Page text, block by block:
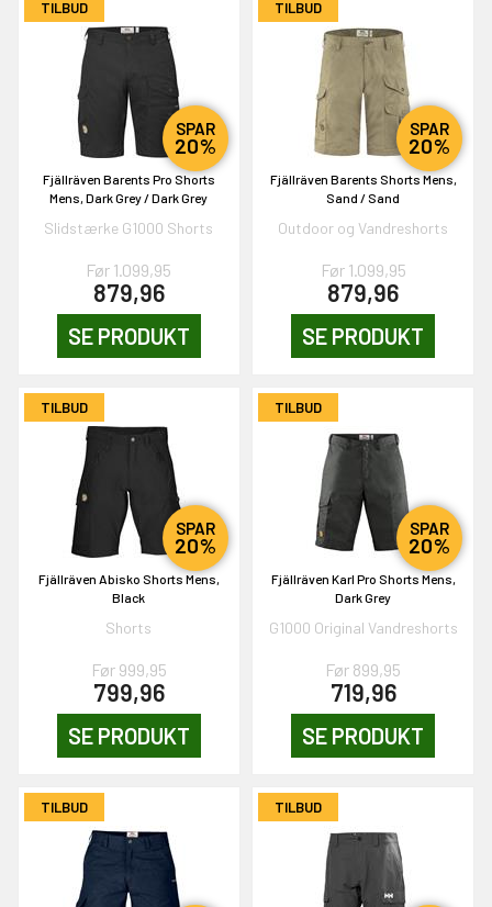
TILBUD
SPAR
20%
Fjällräven Barents Pro Shorts
Mens, Dark Grey / Dark Grey
Slidstærke G1000 Shorts
Før 1.099,95
879,96
SE PRODUKT
TILBUD
SPAR
20%
Fjällräven Barents Shorts Mens,
Sand / Sand
Outdoor og Vandreshorts
Før 1.099,95
879,96
SE PRODUKT
TILBUD
SPAR
20%
Fjällräven Abisko Shorts Mens,
Black
Shorts
Før 999,95
799,96
SE PRODUKT
TILBUD
SPAR
20%
Fjällräven Karl Pro Shorts Mens,
Dark Grey
G1000 Original Vandreshorts
Før 899,95
719,96
SE PRODUKT
TILBUD TILBUD
om et gavekort på
om måneden
VIND!
DELTAG!
NEJ TAK!